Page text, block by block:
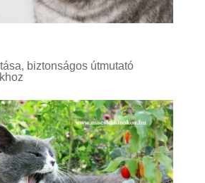
biztonságos útmutató